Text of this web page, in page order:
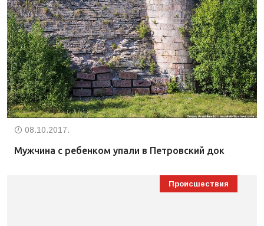
08.10.2017.
Мужчина с ребенком упали в Петровский док
Происшествия